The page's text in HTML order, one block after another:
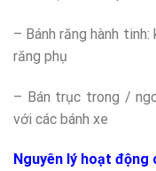
– Bánh răng hành
răng phụ
– Bán trục trong /
với các bánh xe
Nguyên lý hoạt động